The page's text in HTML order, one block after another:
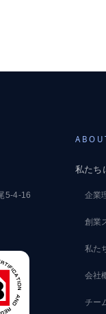
5-4-16
私たち
企業
創業
私た
会社
チー